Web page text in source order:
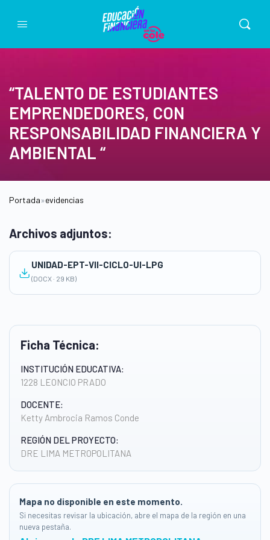
“TALENTO DE ESTUDIANTES
EMPRENDEDORES, CON
RESPONSABILIDAD FINANCIERA Y
AMBIENTAL “
Portada»evidencias
Ficha Técnica:
INSTITUCIÓN EDUCATIVA:
1228 LEONCIO PRADO
DOCENTE:
Ketty Ambrocia Ramos Conde
REGIÓN DEL PROYECTO:
DRE LIMA METROPOLITANA
Mapa no disponible en este momento.
Si necesitas revisar la ubicación, abre el mapa de la región en una
nueva pestaña.
Archivos adjuntos:
UNIDAD-EPT-VII-CICLO-UI-LPG
(DOCX · 29 KB)